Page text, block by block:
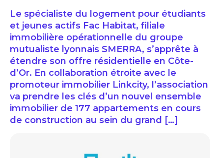
Le spécialiste du logement pour étudiants
et jeunes actifs Fac Habitat, filiale
immobilière opérationnelle du groupe
mutualiste lyonnais SMERRA, s’apprête à
étendre son offre résidentielle en Côte-
d’Or. En collaboration étroite avec le
promoteur immobilier Linkcity, l’association
va prendre les clés d’un nouvel ensemble
immobilier de 177 appartements en cours
de construction au sein du grand […]